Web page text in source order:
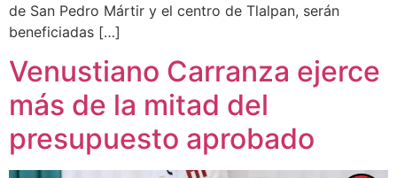
de San Pedro Mártir y el centro de Tlalpan, serán
beneficiadas […]
Venustiano Carranza ejerce
más de la mitad del
presupuesto aprobado